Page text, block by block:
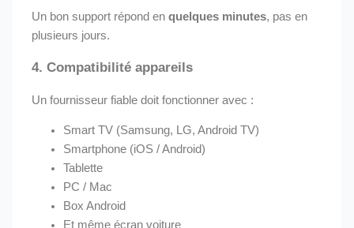
Un bon support répond enquelques minutes, pas en
plusieurs jours.
4.Compatibilité appareils
Un fournisseur fiable doit fonctionner avec :
Smart TV (Samsung, LG, Android TV)
Smartphone (iOS / Android)
Tablette
PC / Mac
Box Android
Et même écran voiture